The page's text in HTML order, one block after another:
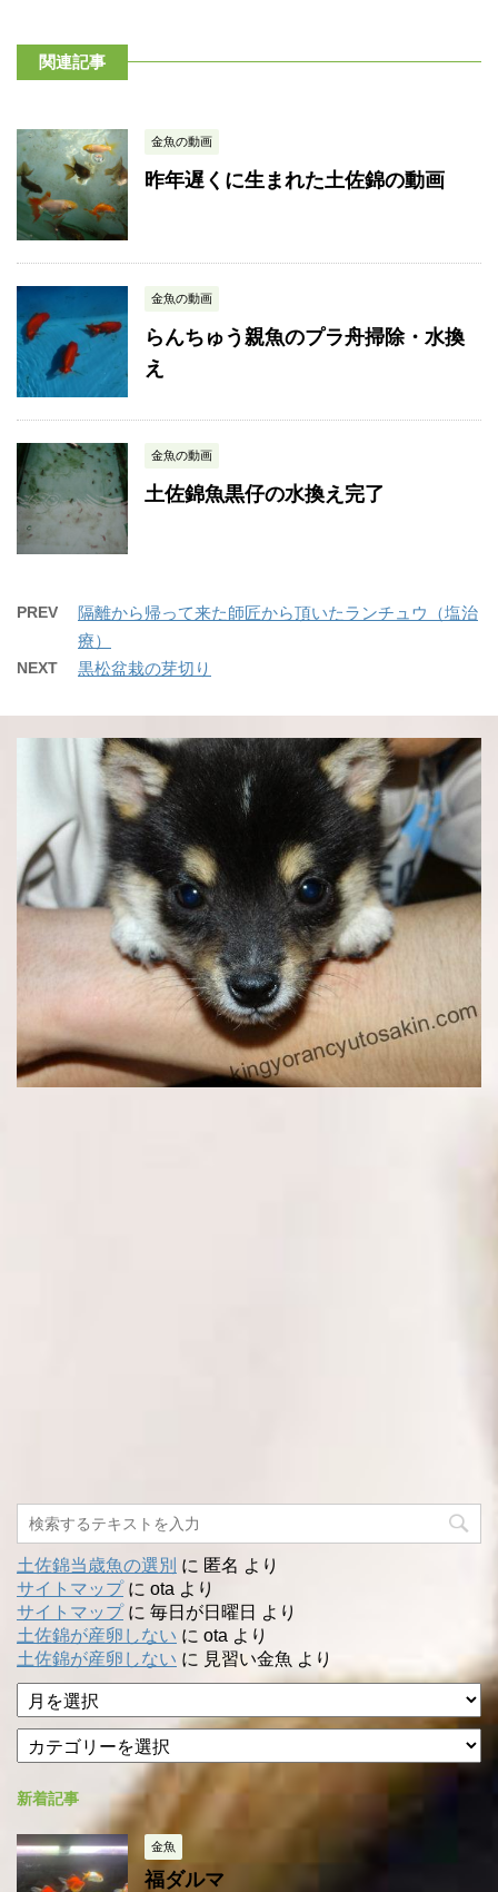
関連記事
金魚の動画
昨年遅くに生まれた土佐錦の動画
金魚の動画
らんちゅう親魚のプラ舟掃除・水換
え
金魚の動画
土佐錦魚黒仔の水換え完了
PREV
隔離から帰って来た師匠から頂いたランチュウ（塩治
療）
NEXT 黒松盆栽の芽切り
土佐錦当歳魚の選別 に 匿名 より
サイトマップに ota より
サイトマップに 毎日が日曜日 より
土佐錦が産卵しない に ota より
土佐錦が産卵しない に 見習い金魚 より
ア
ー
イ
テ
リ
ー
新着記事
金魚
福ダルマ